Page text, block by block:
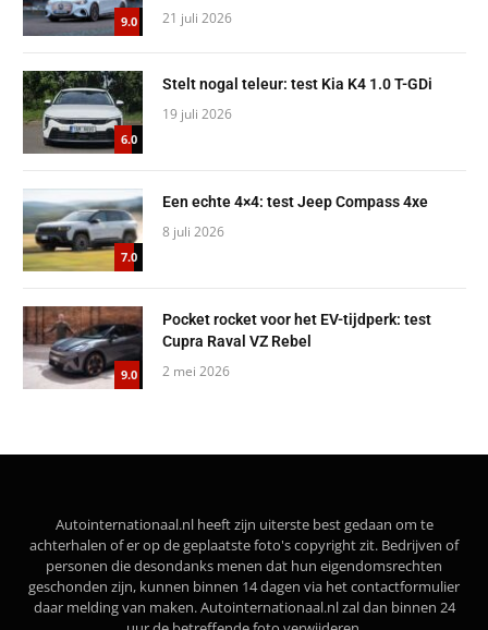
9.0 21 juli 2026
6.0
Stelt nogal teleur: test Kia K4 1.0 T-GDi
19 juli 2026
7.0
Een echte 4×4: test Jeep Compass 4xe
8 juli 2026
9.0
Pocket rocket voor het EV-tijdperk: test
Cupra Raval VZ Rebel
2 mei 2026
Autointernationaal.nl heeft zijn uiterste best gedaan om te
achterhalen of er op de geplaatste foto's copyright zit. Bedrijven of
personen die desondanks menen dat hun eigendomsrechten
geschonden zijn, kunnen binnen 14 dagen via het contactformulier
daar melding van maken. Autointernationaal.nl zal dan binnen 24